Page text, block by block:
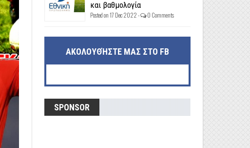
και βαθμολογία
Posted on 17 Dec 2022 - 0 Comments
ΑΚΟΛΟΥΘΉΣΤΕ ΜΑΣ ΣΤΟ FB
SPONSOR